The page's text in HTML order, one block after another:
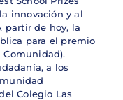
innovación y al
partir de hoy, la
para el premio
a los
Colegio Las